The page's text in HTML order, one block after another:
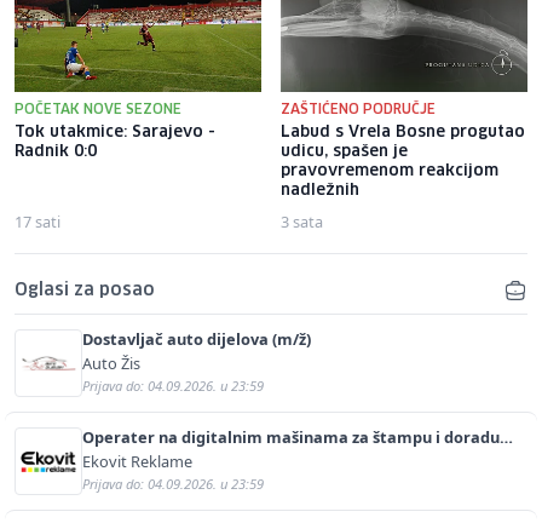
POČETAK NOVE SEZONE
Tok utakmice: Sarajevo -
Radnik 0:0
17 sati
ZAŠTIĆENO PODRUČJE
Labud s Vrela Bosne progutao
udicu, spašen je
pravovremenom reakcijom
nadležnih
3 sata
Oglasi za posao
Dostavljač auto dijelova (m/ž)
Auto Žis
Prijava do: 04.09.2026. u 23:59
Operater na digitalnim mašinama za štampu i doradu
(m/ž)
Ekovit Reklame
Prijava do: 04.09.2026. u 23:59